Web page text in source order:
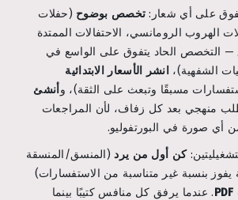
على أي شعار: تخصص بوضوح (حفلات
الهروب الرومانسي، الاحتفالات الممتدة
— التخصص الحاد يتفوق على الواسع في
انشر الأسعار الابتدائية
مسبقًا وتبعث على الثقة)، و أنشئ
منهجي بعد كل زفاف، لأن المراجعات
أي صورة في البورتفوليو.
كن أول من يرد(المنسق/المنسقة
يفوز بنسبة غير متناسبة من الاستفسارات)
. عندما يرفق كل منافس كتيبًا بينما